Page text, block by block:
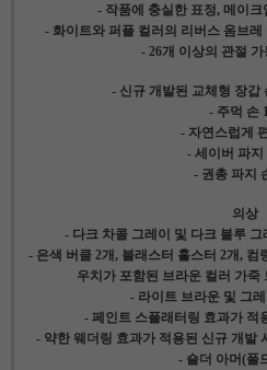
- 작품에 충실한 표정, 메이
- 화이트와 퍼플 컬러의 리버스 옴브
- 26개 이상의 관절
- 신규 개발된 교체형 장갑
- 주먹 손
- 자연스럽게
- 세이버 파지
- 권총 파지
의상
- 다크 차콜 그레이 및 다크 블루
- 은색 버클 2개, 블래스터 홀스터 2개,
우치가 포함된 브라운 컬러 가죽
- 라이트 브라운 및 그
- 페인트 스플래터링 효과가 적
- 약한 웨더링 효과가 적용된 신규 개발
- 숄더 아머(폴